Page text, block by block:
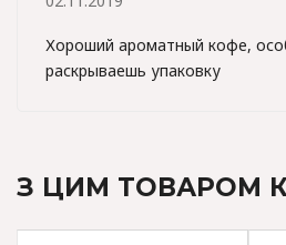
Хороший ароматный кофе,
раскрываешь упаковку
З ЦИМ ТОВАРОМ